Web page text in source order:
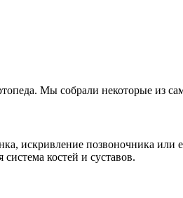
Мы собрали некоторые из
искривление позвоночника
костей и суставов.